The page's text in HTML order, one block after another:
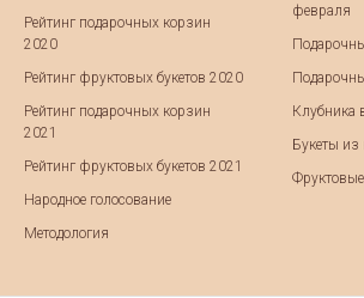
Рейтинг подарочных корзин
2020
Рейтинг фруктовых букетов 2020
Рейтинг подарочных корзин
2021
Рейтинг фруктовых букетов 2021
Народное голосование
Методология
февраля
Клубника
Букеты из